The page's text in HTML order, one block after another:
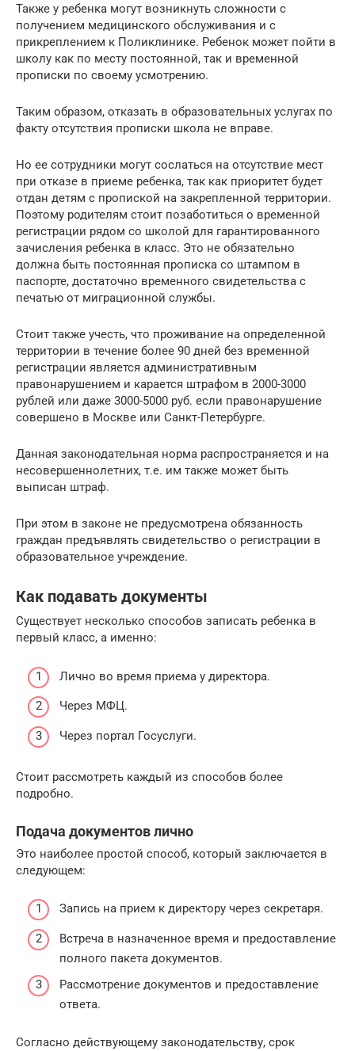
Также у ребенка могут возникнуть сложности с
получением медицинского обслуживания и с
прикреплением к Поликлинике. Ребенок может пойти в
школу как по месту постоянной, так и временной
прописки по своему усмотрению.
Таким образом, отказать в образовательных услугах по
факту отсутствия прописки школа не вправе.
Но ее сотрудники могут сослаться на отсутствие мест
при отказе в приеме ребенка, так как приоритет будет
отдан детям с пропиской на закрепленной территории.
Поэтому родителям стоит позаботиться о временной
регистрации рядом со школой для гарантированного
зачисления ребенка в класс. Это не обязательно
должна быть постоянная прописка со штампом в
паспорте, достаточно временного свидетельства с
печатью от миграционной службы.
Стоит также учесть, что проживание на определенной
территории в течение более 90 дней без временной
регистрации является административным
правонарушением и карается штрафом в 2000-3000
рублей или даже 3000-5000 руб. если правонарушение
совершено в Москве или Санкт-Петербурге.
Данная законодательная норма распространяется и на
несовершеннолетних, т.е. им также может быть
выписан штраф.
При этом в законе не предусмотрена обязанность
граждан предъявлять свидетельство о регистрации в
образовательное учреждение.
Как подавать документы
Существует несколько способов записать ребенка в
первый класс, а именно:
Лично во время приема у директора.
Через МФЦ.
Через портал Госуслуги.
Стоит рассмотреть каждый из способов более
подробно.
Подача документов лично
Это наиболее простой способ, который заключается в
следующем:
Запись на прием к директору через секретаря.
Встреча в назначенное время и предоставление
полного пакета документов.
Рассмотрение документов и предоставление
ответа.
Согласно действующему законодательству, срок